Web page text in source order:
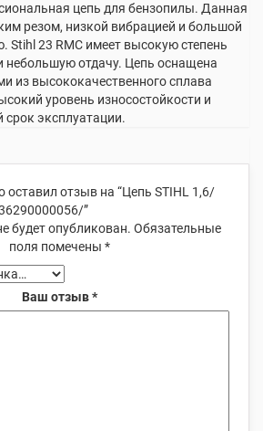
цепь для бензопилы. Данная
резом, низкой вибрацией и большой
Stihl 23 RMC имеет высокую степень
отдачу. Цепь оснащена
из высококачественного сплава
уровень износостойкости и
срок эксплуатации.
оставил отзыв на “Цепь STIHL 1,6/
”
будет опубликован. Обязательные
поля помечены *
Ваш отзыв*